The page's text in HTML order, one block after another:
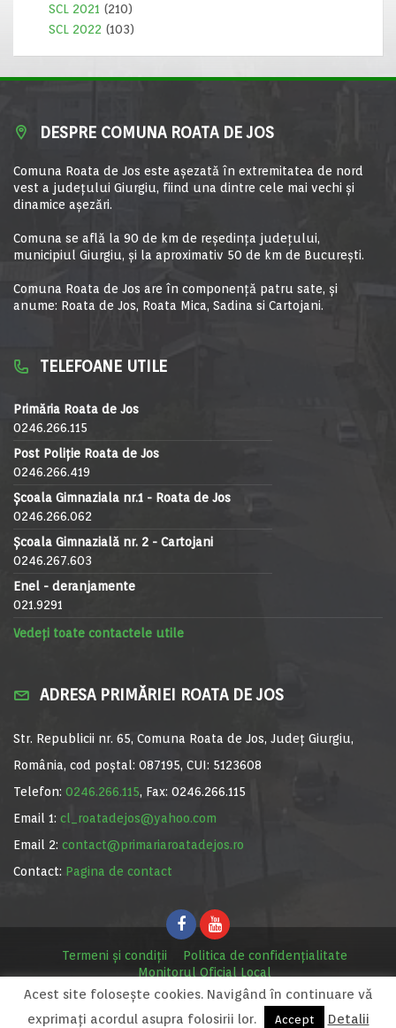
SCL 2021 (210)
SCL 2022 (103)
DESPRE COMUNA ROATA DE JOS
Comuna Roata de Jos este aşezată în extremitatea de nord
vest a judeţului Giurgiu, fiind una dintre cele mai vechi şi
dinamice aşezări.
Comuna se află la 90 de km de reşedinţa judeţului,
municipiul Giurgiu, şi la aproximativ 50 de km de Bucureşti.
Comuna Roata de Jos are în componență patru sate, și
anume: Roata de Jos, Roata Mica, Sadina si Cartojani.
TELEFOANE UTILE
Primăria Roata de Jos
0246.266.115
Post Poliție Roata de Jos
0246.266.419
Școala Gimnaziala nr.1 - Roata de Jos
0246.266.062
Școala Gimnazială nr. 2 - Cartojani
0246.267.603
Enel - deranjamente
021.9291
Vedeți toate contactele utile
ADRESA PRIMĂRIEI ROATA DE JOS
Str. Republicii nr. 65, Comuna Roata de Jos, Județ Giurgiu,
România, cod poștal: 087195, CUI: 5123608
Telefon: 0246.266.115, Fax: 0246.266.115
Email 1: cl_roatadejos@yahoo.com
Email 2: contact@primariaroatadejos.ro
Contact: Pagina de contact
Termeni și condiții
Politica de confidențialitate
Monitorul Oficial Local
© Primăria Roata de Jos, 2020. Site realizat de MediaDigi.ro
Acest site foloseşte cookies. Navigând în continuare vă
exprimaţi acordul asupra folosirii lor.
Accept Detalii